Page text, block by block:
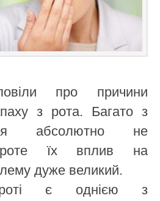
про причини
з рота. Багато з
абсолютно не
їх вплив на
дуже великий.
є однією з